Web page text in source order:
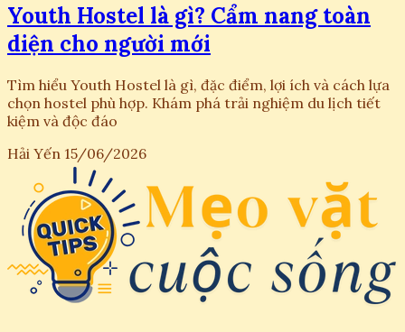
Youth Hostel là gì? Cẩm nang toàn
diện cho người mới
Tìm hiểu Youth Hostel là gì, đặc điểm, lợi ích và cách lựa
chọn hostel phù hợp. Khám phá trải nghiệm du lịch tiết
kiệm và độc đáo
Hải Yến 15/06/2026